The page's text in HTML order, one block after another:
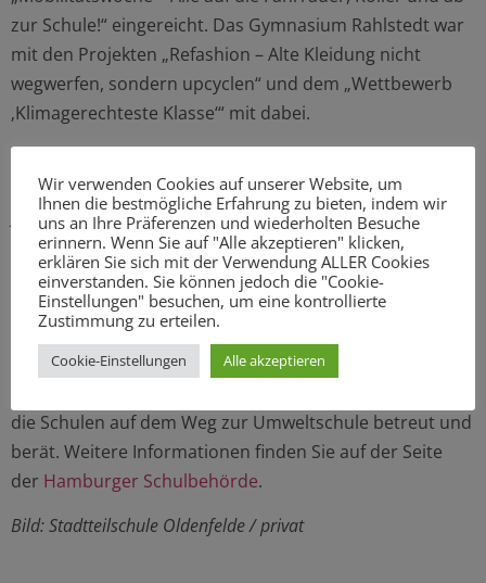
zur Schule!“ eingereicht. Das Gymnasium Rahlstedt war
mit den Projekten „Refashion – Alte Kleidung nicht
wegwerfen, sondern upcyclen“ und dem „Wettbewerb
‚Klimagerechteste Klasse‘“ mit dabei.
Internationale Nachhaltigkeitsschule“ fördert seit 30
Jahren umweltfreundliche Schulkonzepte und die
Bildung für nachhaltige Entwicklung. Die internationale
Auszeichnung wird von zahlreichen
Kooperationspartnern aus dem Bereich Umwelt- und
Klimaschutz unterstützt. In Hamburg wird das
Programm durch das Landesinstitut für Qualifizierung
die Schulen auf dem Weg zur Umweltschule betreut und
berät. Weitere Informationen finden Sie auf der Seite
der Hamburger Schulbehörde.
Bild: Stadtteilschule Oldenfelde / privat
Wir verwenden Cookies auf unserer Website, um
Ihnen die bestmögliche Erfahrung zu bieten, indem wir
uns an Ihre Präferenzen und wiederholten Besuche
erinnern. Wenn Sie auf "Alle akzeptieren" klicken,
erklären Sie sich mit der Verwendung ALLER Cookies
einverstanden. Sie können jedoch die "Cookie-
Einstellungen" besuchen, um eine kontrollierte
Zustimmung zu erteilen.
Cookie-Einstellungen Alle akzeptieren